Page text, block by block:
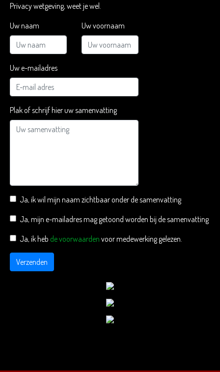
Privacy wetgeving, weet je wel.
Uw naam
Uw voornaam
Uw e-mailadres
Plak of schrijf hier uw samenvatting
Ja, ik wil mijn naam zichtbaar onder de samenvatting
Ja, mijn e-mailadres mag getoond worden bij de samenvatting
Ja, ik heb de voorwaarden voor medewerking gelezen.
Verzenden